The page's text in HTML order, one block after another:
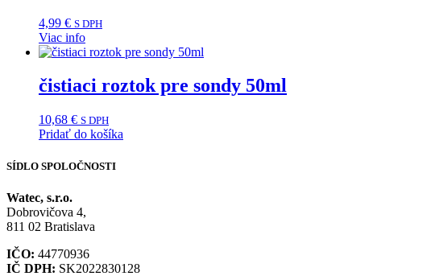
4,99 € S DPH
Viac info
čistiaci roztok pre sondy 50ml
10,68 € S DPH
Pridať do košíka
SÍDLO SPOLOČNOSTI
Watec, s.r.o.
Dobrovičova 4,
811 02 Bratislava
IČO: 44770936
IČ DPH: SK2022830128